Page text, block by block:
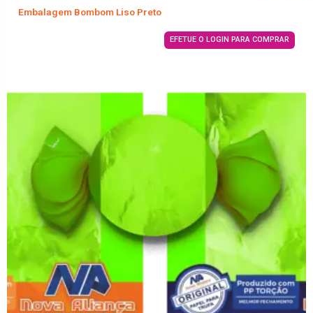
Embalagem Bombom Liso Preto
EFETUE O LOGIN PARA COMPRAR